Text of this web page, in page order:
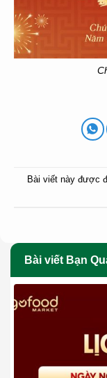
Bài viết này được
Bài viết Bạn